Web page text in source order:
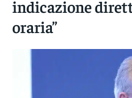
indicazione
oraria”